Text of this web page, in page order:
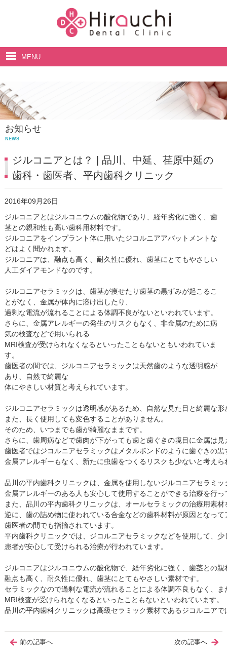
MENU
アクセス・診療時間
お知らせ
NEWS
ジルコニアとは？ | 品川、中延、荏原中延の
歯科・歯医者、平内歯科クリニック
2016年09月26日
ジルコニアとはジルコニウムの酸化物であり、経年劣化に強く、歯
茎との親和性も高い歯科用材料です。
ジルコニアをインプラント体に用いたジコルニアアバットメントな
どはよく聞かれます。
ジルコニアは、融点も高く、耐久性に優れ、歯茎にとてもやさしい
人工ダイアモンドなのです。
ジルコニアセラミックは、歯茎が痩せたり歯茎の黒ずみが起こるこ
とがなく、金属が体内に溶け出したり、
過剰な電流が流れることによる体調不良がないといわれています。
さらに、金属アレルギーの発生のリスクもなく、非金属のために病
気の検査などで用いられる
MRI検査が受けられなくなるといったこともないともいわれていま
す。
歯医者の間では、ジルコニアセラミックは天然歯のような透明感が
あり、自然で綺麗な
体にやさしい材質と考えられています。
ジルコニアセラミックは透明感があるため、自然な見た目と綺麗な
また、長く使用しても変色することがありません。
そのため、いつまでも歯が綺麗なままです。
さらに、歯周病などで歯肉が下がっても歯と歯ぐきの境目に金属は
歯医者ではジコルニアセラミックはメタルボンドのように歯ぐきの黒
金属アレルギーもなく、新たに虫歯をつくるリスクも少ないと考えら
品川の平内歯科クリニックは、金属を使用しないジルコニアセラミ
金属アレルギーのある人も安心して使用することができる治療を行
また、品川の平内歯科クリニックは、オールセラミックの治療用素
逆に、歯の詰め物に使われている合金などの歯科材料が原因となっ
歯医者の間でも指摘されています。
平内歯科クリニックでは、ジコルニアセラミックなどを使用して、
患者が安心して受けられる治療が行われています。
ジルコニアはジルコニウムの酸化物で、経年劣化に強く、歯茎との
融点も高く、耐久性に優れ、歯茎にとてもやさしい素材です。
セラミックなので過剰な電流が流れることによる体調不良もなく、
MRI検査が受けられなくなるといったこともないといわれています。
品川の平内歯科クリニックは高級セラミック素材であるジコルニア
前の記事へ 次の記事へ